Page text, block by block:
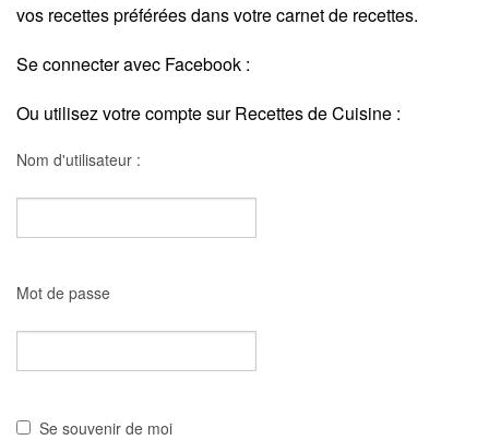
vos recettes préférées dans votre carnet de recettes.
Se connecter avec Facebook :
Ou utilisez votre compte sur Recettes de Cuisine :
Nom d'utilisateur :
Mot de passe
Se souvenir de moi